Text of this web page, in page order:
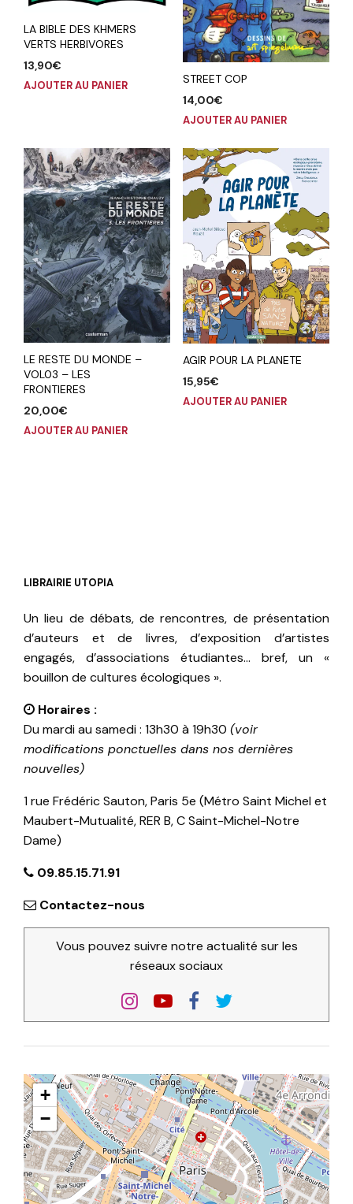
LA BIBLE DES KHMERS
VERTS HERBIVORES
13,90€
AJOUTER AU PANIER
STREET COP
14,00€
AJOUTER AU PANIER
LE RESTE DU MONDE –
VOL03 – LES
FRONTIERES
20,00€
AJOUTER AU PANIER
AGIR POUR LA PLANETE
15,95€
AJOUTER AU PANIER
LIBRAIRIE UTOPIA
Un lieu de débats, de rencontres, de présentation
d’auteurs et de livres, d’exposition d’artistes
engagés, d’associations étudiantes… bref, un «
bouillon de cultures écologiques ».
Horaires :
Du mardi au samedi : 13h30 à 19h30 (voir
modifications ponctuelles dans nos dernières
nouvelles)
1 rue Frédéric Sauton, Paris 5e (Métro Saint Michel et
Maubert-Mutualité, RER B, C Saint-Michel-Notre
Dame)
09.85.15.71.91
Contactez-nous
Vous pouvez suivre notre actualité sur les
réseaux sociaux
+
−